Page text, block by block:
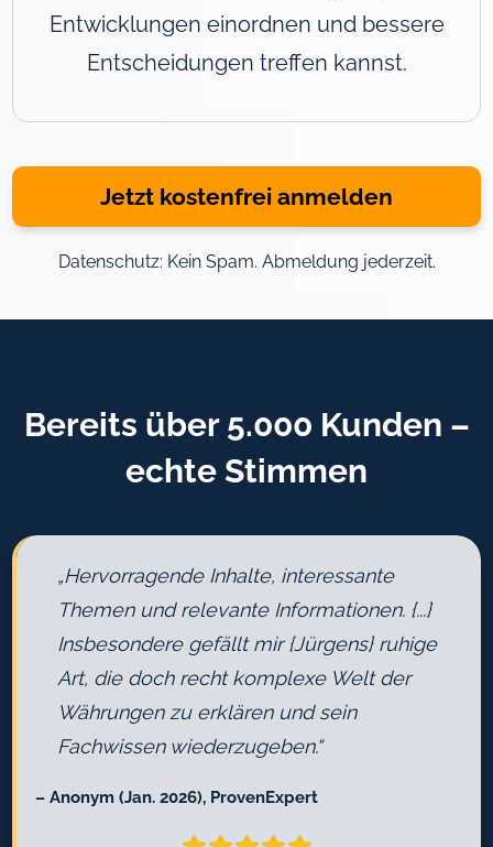
Entwicklungen einordnen und bessere
Entscheidungen treffen kannst.
Jetzt kostenfrei anmelden
Datenschutz: Kein Spam. Abmeldung jederzeit.
Bereits über 5.000 Kunden –
echte Stimmen
„Hervorragende Inhalte, interessante
Themen und relevante Informationen. {...}
Insbesondere gefällt mir {Jürgens} ruhige
Art, die doch recht komplexe Welt der
Währungen zu erklären und sein
Fachwissen wiederzugeben.“
– Anonym (Jan. 2026), ProvenExpert